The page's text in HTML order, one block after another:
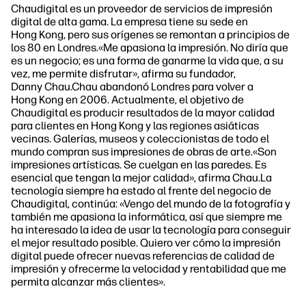
Chaudigital es un proveedor de servicios de impresión
digital de alta gama. La empresa tiene su sede en
Hong Kong, pero sus orígenes se remontan a principios de
los 80 en Londres.«Me apasiona la impresión. No diría que
es un negocio; es una forma de ganarme la vida que, a su
vez, me permite disfrutar», afirma su fundador,
Danny Chau.Chau abandonó Londres para volver a
Hong Kong en 2006. Actualmente, el objetivo de
Chaudigital es producir resultados de la mayor calidad
para clientes en Hong Kong y las regiones asiáticas
vecinas. Galerías, museos y coleccionistas de todo el
mundo compran sus impresiones de obras de arte.«Son
impresiones artísticas. Se cuelgan en las paredes. Es
esencial que tengan la mejor calidad», afirma Chau.La
tecnología siempre ha estado al frente del negocio de
Chaudigital, continúa: «Vengo del mundo de la fotografía y
también me apasiona la informática, así que siempre me
ha interesado la idea de usar la tecnología para conseguir
el mejor resultado posible. Quiero ver cómo la impresión
digital puede ofrecer nuevas referencias de calidad de
impresión y ofrecerme la velocidad y rentabilidad que me
permita alcanzar más clientes».